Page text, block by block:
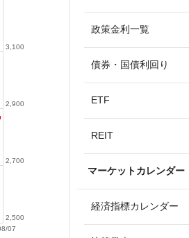
07
2,500
2,700
2,900
3,100
政策金利一覧
債券・国債利回り
ETF
REIT
マーケットカレンダー
経済指標カレンダー